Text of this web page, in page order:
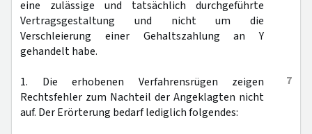
eine zulässige und tatsächlich durchgeführte
Vertragsgestaltung und nicht um die
Verschleierung einer Gehaltszahlung an Y
gehandelt habe.
7
1. Die erhobenen Verfahrensrügen zeigen
Rechtsfehler zum Nachteil der Angeklagten nicht
auf. Der Erörterung bedarf lediglich folgendes: